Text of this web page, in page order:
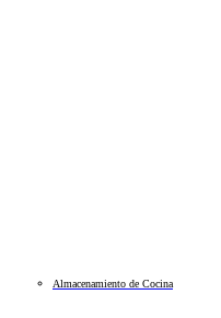
Almacenamiento de Cocina